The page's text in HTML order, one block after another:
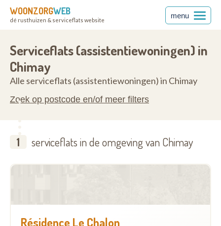
WOONZORGWEB
dé rusthuizen & serviceflats website
menu
Serviceflats (assistentiewoningen) in
Chimay
Alle serviceflats (assistentiewoningen) in Chimay
Zoek op postcode en/of meer filters
1 serviceflats in de omgeving van Chimay
Résidence Le Chalon